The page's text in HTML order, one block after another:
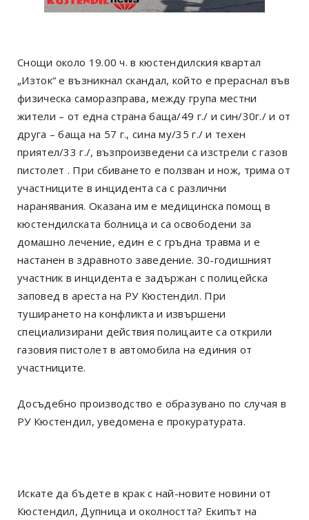
Снощи около 19.00 ч. в кюстендилския квартал
„Изток“ е възникнал скандал, който е прераснал във
физическа саморазправа, между група местни
жители – от една страна баща/49 г./ и син/30г./ и от
друга – баща на 57 г., сина му/35 г./ и техен
приятел/33 г./, възпроизведени са изстрели с газов
пистолет . При сбиването е ползван и нож, трима от
участниците в инцидента са с различни
наранявания. Оказана им е медицинска помощ в
кюстендилската болница и са освободени за
домашно лечение, един е с гръдна травма и е
настанен в здравното заведение. 30-годишният
участник в инцидента е задържан с полицейска
заповед в ареста на РУ Кюстендил. При
туширането на конфликта и извършени
специализирани действия полицаите са открили
газовия пистолет в автомобила на единия от
участниците.
Досъдебно производство е образувано по случая в
РУ Кюстендил, уведомена е прокуратурата.
Искате да бъдете в крак с най-новите новини от
Кюстендил, Дупница и околността? Екипът на